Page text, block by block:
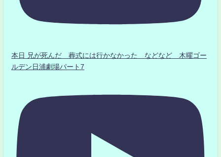
本日 兄が死んだ 葬式には行かなかった などなど 木曜ゴー
ルデン日浦劇場パート7